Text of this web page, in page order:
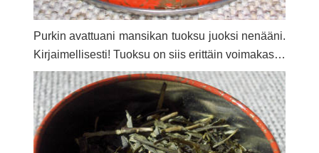
Purkin avattuani mansikan tuoksu juoksi nenääni.
Kirjaimellisesti! Tuoksu on siis erittäin voimakas…